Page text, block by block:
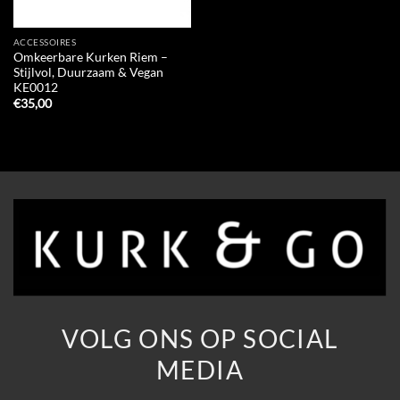
ACCESSOIRES
Omkeerbare Kurken Riem –
Stijlvol, Duurzaam & Vegan
KE0012
€35,00
VOLG ONS OP SOCIAL
MEDIA